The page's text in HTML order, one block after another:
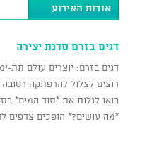
אודות האירוע
דגים בזרם סדנת יצירה
דגים בזרם: יוצרים עולם תת-
רוצים לצלול להרפתקה רטובה
בואו לגלות את *סוד המים*
*מה עושים?* הופכים צדפים